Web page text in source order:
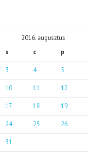
2016. augusztus
s c p
3 4 5
10 11 12
17 18 19
24 25 26
31